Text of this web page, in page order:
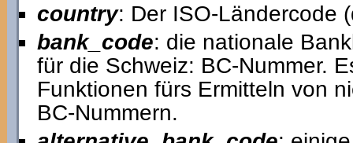
country: Der ISO-Ländercode
bank_code: die nationale
für die Schweiz: BC-Nummer.
Funktionen fürs Ermitteln von
BC-Nummern.